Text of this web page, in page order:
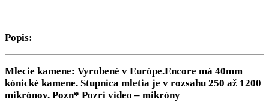
Popis:
Mlecie kamene: Vyrobené v Európe.Encore má 40mm
kónické kamene. Stupnica mletia je v rozsahu 250 až 1200
mikrónov. Pozn* Pozri video – mikróny